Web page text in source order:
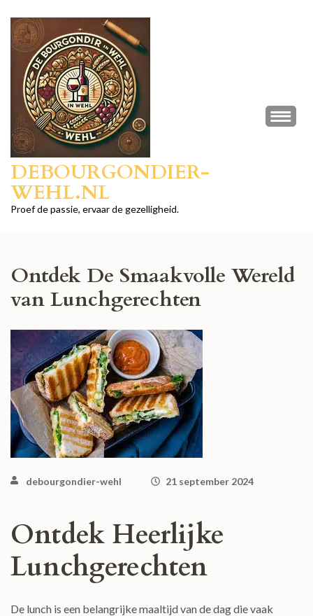
naar
inhoud
Enter)
DEBOURGONDIER-
WEHL.NL
Proef de passie, ervaar de gezelligheid.
Ontdek De Smaakvolle Wereld
van Lunchgerechten
debourgondier-wehl 21 september 2024
Ontdek Heerlijke
Lunchgerechten
De lunch is een belangrijke maaltijd van de dag die vaak